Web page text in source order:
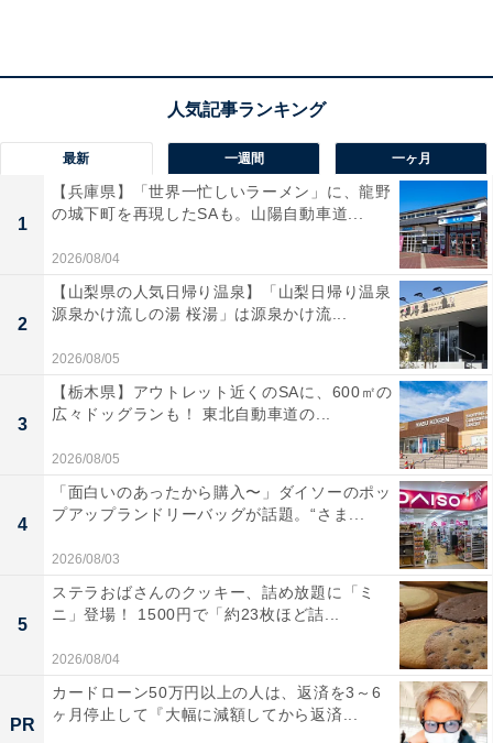
「正直落ちるだけだけど、楽しい！行ったら必ず乗
りたい！」（40代女性／沖縄県）
映画「トイ・ストーリー」でおもちゃたちが見ている世
界に入り込んで楽しめるアトラクション。3Dメガネをか
最新 一週間 一ヶ月
1
【兵庫県】「世界一忙しいラーメン」に、龍野
の城下町を再現したSAも。山陽自動車道...
2026/08/04
2
【山梨県の人気日帰り温泉】「山梨日帰り温泉
源泉かけ流しの湯 桜湯」は源泉かけ流...
2026/08/05
3
【栃木県】アウトレット近くのSAに、600㎡の
広々ドッグランも！ 東北自動車道の...
2026/08/05
4
「面白いのあったから購入〜」ダイソーのポッ
プアップランドリーバッグが話題。“さま...
2026/08/03
5
ステラおばさんのクッキー、詰め放題に「ミ
ニ」登場！ 1500円で「約23枚ほど詰...
2026/08/04
PR
カードローン50万円以上の人は、返済を3～6
ヶ月停止して『大幅に減額してから返済...